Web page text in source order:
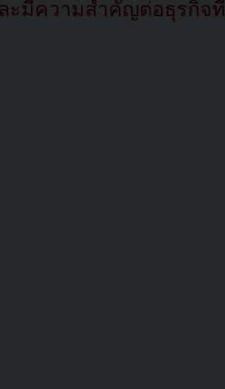
ะมีความสำคัญต่อธุรกิจ